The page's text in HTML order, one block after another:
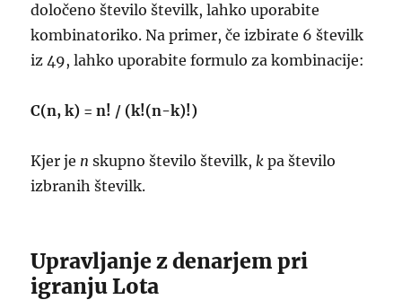
določeno število številk, lahko uporabite
kombinatoriko. Na primer, če izbirate 6 številk
iz 49, lahko uporabite formulo za kombinacije:
C(n, k) = n! / (k!(n-k)!)
Kjer je n skupno število številk,k pa število
izbranih številk.
Upravljanje z denarjem pri
igranju Lota